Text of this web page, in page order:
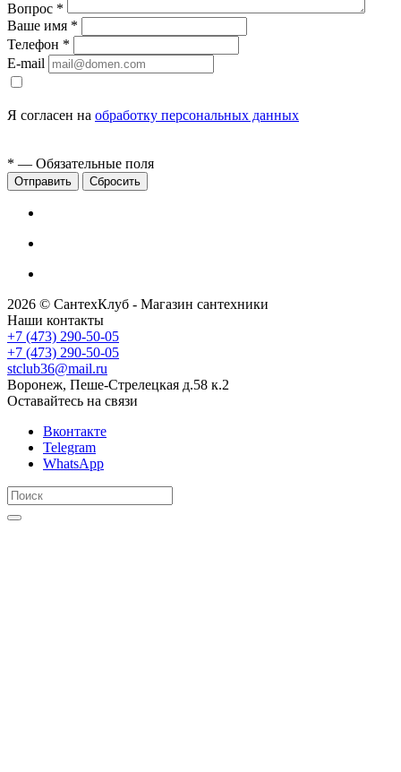
Вопрос *
Ваше имя *
Телефон *
E-mail
Я согласен на обработку персональных данных
* — Обязательные поля
Сбросить
2026 © СантехКлуб - Магазин сантехники
Наши контакты
+7 (473) 290-50-05
+7 (473) 290-50-05
stclub36@mail.ru
Воронеж, Пеше-Стрелецкая д.58 к.2
Оставайтесь на связи
Вконтакте
Telegram
WhatsApp